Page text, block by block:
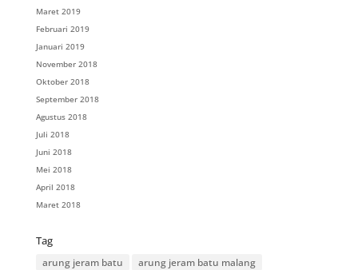
Maret 2019
Februari 2019
Januari 2019
November 2018
Oktober 2018
September 2018
Agustus 2018
Juli 2018
Juni 2018
Mei 2018
April 2018
Maret 2018
Tag
arung jeram batu
arung jeram batu malang